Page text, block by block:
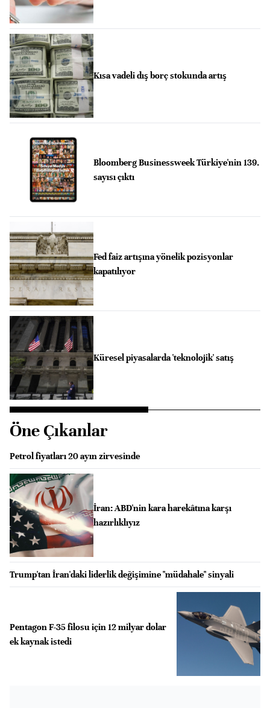
Kısa vadeli dış borç stokunda artış
Bloomberg Businessweek Türkiye'nin 139.
sayısı çıktı
Fed faiz artışına yönelik pozisyonlar
kapatılıyor
Küresel piyasalarda 'teknolojik' satış
Öne Çıkanlar
Petrol fiyatları 20 ayın zirvesinde
İran: ABD'nin kara harekâtına karşı
hazırlıklıyız
Trump'tan İran'daki liderlik değişimine "müdahale" sinyali
Pentagon F-35 filosu için 12 milyar dolar
ek kaynak istedi